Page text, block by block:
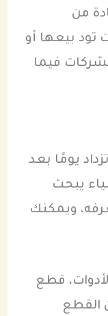
من
بيعها أو
فيما
يومًا بعد
يبحث
ويمكنك
قطع
القطع